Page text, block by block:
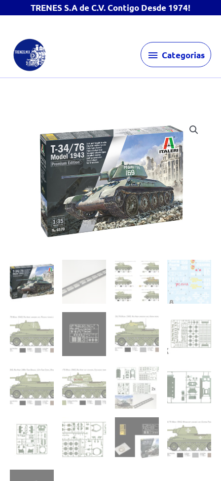
TRENES S.A de C.V. Contigo Desde 1974!
contenido
Categorias
Categorias